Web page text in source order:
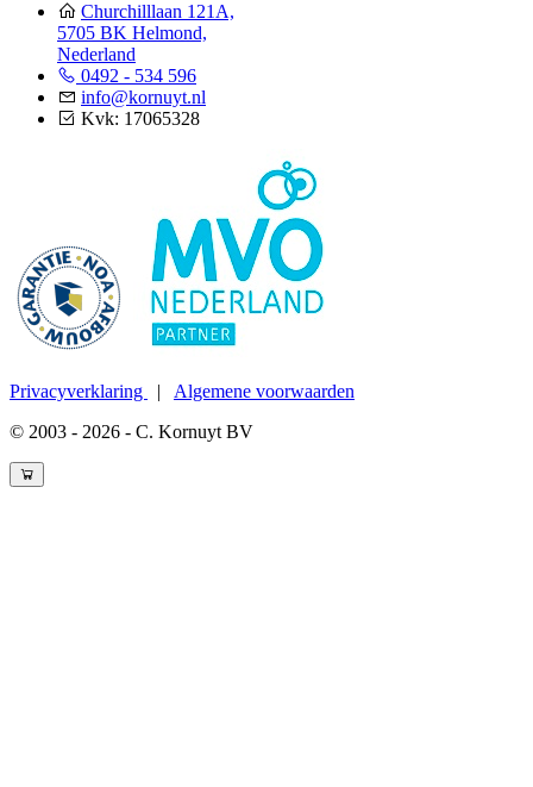
Churchilllaan 121A,
5705 BK Helmond,
Nederland
0492 - 534 596
info@kornuyt.nl
Kvk: 17065328
Privacyverklaring
Algemene voorwaarden
© 2003 - 2026 - C. Kornuyt BV